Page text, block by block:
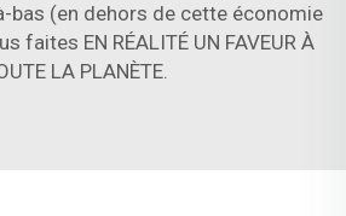
bas (en dehors de cette économie
faites EN RÉALITÉ UN FAVEUR À
LA PLANÈTE.